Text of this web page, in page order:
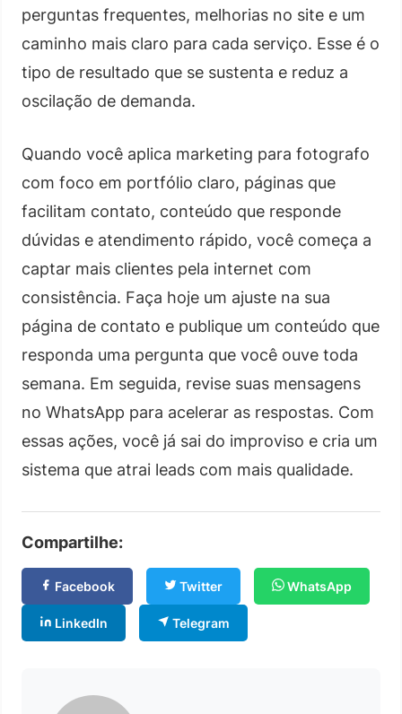
perguntas frequentes, melhorias no site e um
caminho mais claro para cada serviço. Esse é o
tipo de resultado que se sustenta e reduz a
oscilação de demanda.
Quando você aplica marketing para fotografo
com foco em portfólio claro, páginas que
facilitam contato, conteúdo que responde
dúvidas e atendimento rápido, você começa a
captar mais clientes pela internet com
consistência. Faça hoje um ajuste na sua
página de contato e publique um conteúdo que
responda uma pergunta que você ouve toda
semana. Em seguida, revise suas mensagens
no WhatsApp para acelerar as respostas. Com
essas ações, você já sai do improviso e cria um
sistema que atrai leads com mais qualidade.
Compartilhe:
Facebook Twitter WhatsApp
LinkedIn Telegram